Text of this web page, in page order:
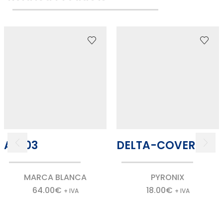
AC103
MARCA BLANCA
64.00€ + IVA
DELTA-COVER
PYRONIX
18.00€ + IVA